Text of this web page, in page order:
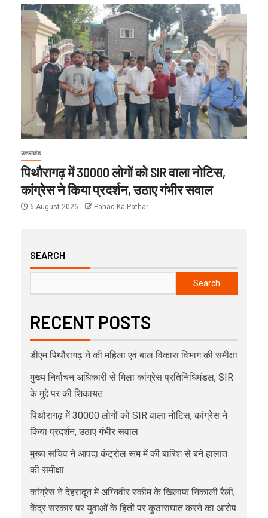
उत्तराखंड
पिथौरागढ़ में 30000 लोगों को SIR वाला नोटिस,
कांग्रेस ने किया प्रदर्शन, उठाए गंभीर सवाल
6 August 2026 Pahad Ka Pathar
SEARCH
Search
RECENT POSTS
डीएम पिथौरागढ़ ने की महिला एवं बाल विकास विभाग की समीक्षा
मुख्य निर्वाचन अधिकारी से मिला कांग्रेस प्रतिनिधिमंडल, SIR
के मुद्दे पर की शिकायत
पिथौरागढ़ में 30000 लोगों को SIR वाला नोटिस, कांग्रेस ने
किया प्रदर्शन, उठाए गंभीर सवाल
मुख्य सचिव ने आपदा कंट्रोल रूम में की बारिश से बने हालात
की समीक्षा
कांग्रेस ने देहरादून में अग्निवीर स्कीम के खिलाफ निकाली रैली,
केंद्र सरकार पर युवाओं के हितों पर कुठाराघात करने का आरोप